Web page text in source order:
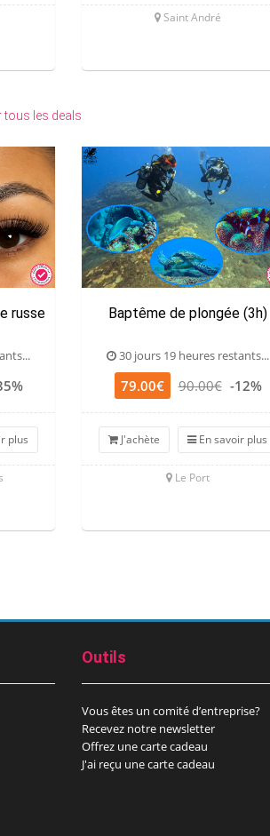
Saint André
tous les deals
russe
plus
Baptême de plongée (3h)
30 jours 19 heures restants...
79.00€ 90.00€ -12%
J'achète En savoir plus
Le Port
Outils
Vous êtes un comité d’entreprise?
Recevez notre newsletter
Offrez une carte cadeau
J'ai reçu une carte cadeau